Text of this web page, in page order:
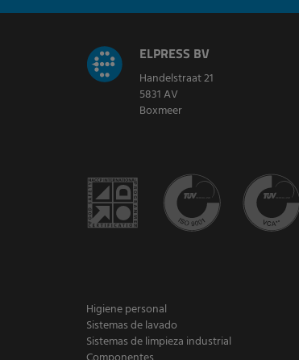
ELPRESS BV
Handelstraat 21
5831 AV
Boxmeer
Higiene personal
Sistemas de lavado
Sistemas de limpieza industrial